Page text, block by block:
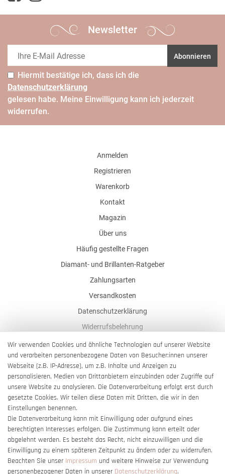
Newsletter
Abonnieren
Hiermit bestätige ich, dass ich die
Daten­schutz­erklärung
gelesen habe. Meine Einwilligung kann ich jederzeit
widerrufen.
Anmelden
Registrieren
Warenkorb
Kontakt
Magazin
Über uns
Häufig gestellte Fragen
Diamant- und Brillanten-Ratgeber
Zahlungsarten
Versandkosten
Datenschutzerklärung
Widerrufsbelehrung
AGB
Impressum
Barrierefreiheitserklärung
Vertrag widerrufen
Wir verwenden Cookies und ähnliche Technologien auf unserer Website
und verarbeiten personenbezogene Daten von Besucher:innen unserer
Webseite (z.B. IP-Adresse), um z.B. Inhalte und Anzeigen zu
personalisieren, Medien von Drittanbietern einzubinden oder Zugriffe auf
unsere Website zu analysieren. Die Datenverarbeitung erfolgt erst durch
gesetzte Cookies. Wir teilen diese Daten mit Dritten, die wir in den
Einstellungen benennen.
Die Datenverarbeitung kann mit Einwilligung oder aufgrund eines
berechtigten Interesses erfolgen. Die Zustimmung kann erteilt oder
abgelehnt werden. Es besteht das Recht, nicht einzuwilligen und die
Einwilligung zu einem späteren Zeitpunkt zu ändern oder zu widerrufen.
Beachten Sie unser Impressum und weitere Hinweise zur Verwendung
personenbezogener Daten in unserer Daten­schutz­erklärung.